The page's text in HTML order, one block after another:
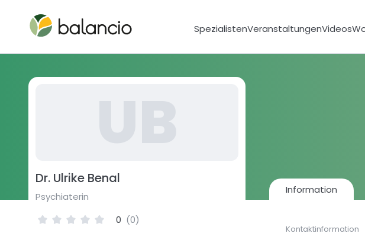
SpezialistenVeranstaltungenVideos
Dr. Ulrike Benal
Psychiaterin
0 (0)
Information
Kontaktinformation